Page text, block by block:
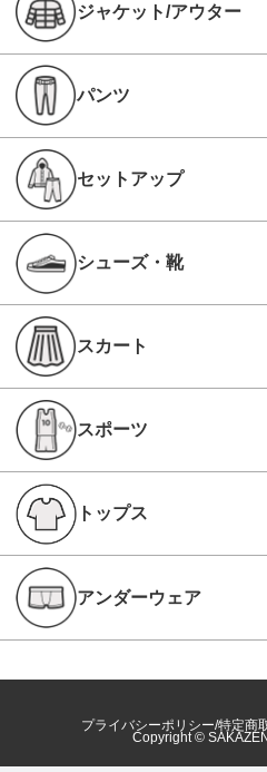
ジャケット/アウター
パンツ
セットアップ
シューズ・靴
スカート
スポーツ
トップス
アンダーウェア
プライバシーポリシー 特定商
Copyright ©